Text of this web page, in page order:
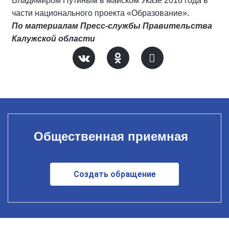
части национального проекта «Образование».
По материалам Пресс-службы Правительства
Калужской области
Общественная приемная
Создать обращение